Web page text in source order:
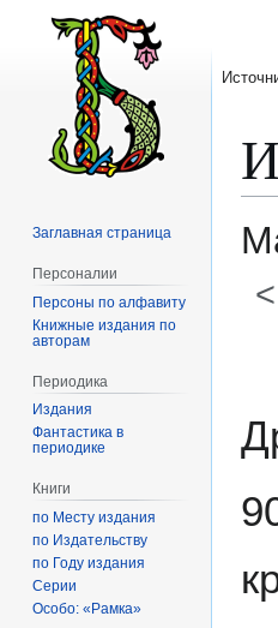
<
Заглавная страница
Персоналии
Персоны по алфавиту
Книжные издания по
авторам
Периодика
Издания
Фантастика в
периодике
Книги
по Месту издания
по Издательству
по Году издания
Серии
Особо: «Рамка»